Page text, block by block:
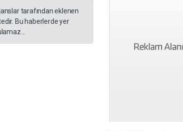
tarafından eklenen
Bu haberlerde yer